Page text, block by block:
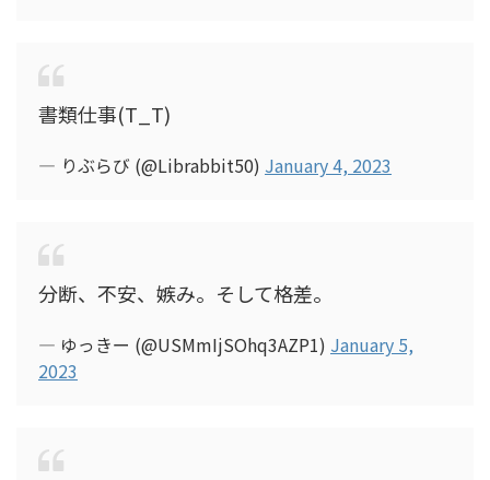
書類仕事(T_T)
— りぶらび (@Librabbit50) January 4, 2023
分断、不安、嫉み。そして格差。
— ゆっきー (@USMmIjSOhq3AZP1) January 5,
2023